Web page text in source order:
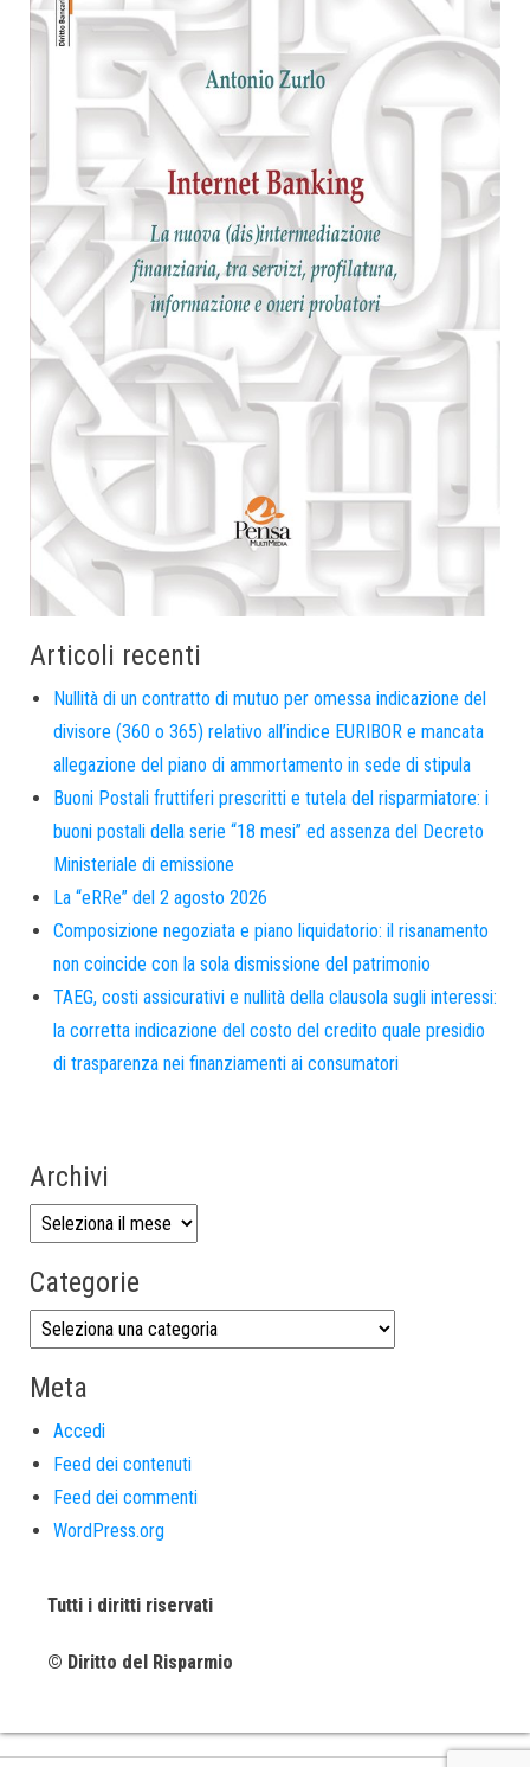
Articoli recenti
Nullità di un contratto di mutuo per omessa indicazione del
divisore (360 o 365) relativo all’indice EURIBOR e mancata
allegazione del piano di ammortamento in sede di stipula
Buoni Postali fruttiferi prescritti e tutela del risparmiatore: i
buoni postali della serie “18 mesi” ed assenza del Decreto
Ministeriale di emissione
La “eRRe” del 2 agosto 2026
Composizione negoziata e piano liquidatorio: il risanamento
non coincide con la sola dismissione del patrimonio
TAEG, costi assicurativi e nullità della clausola sugli interessi:
la corretta indicazione del costo del credito quale presidio
di trasparenza nei finanziamenti ai consumatori
Archivi
Categorie
Meta
Accedi
Feed dei contenuti
Feed dei commenti
WordPress.org
Tutti i diritti riservati
© Diritto del Risparmio